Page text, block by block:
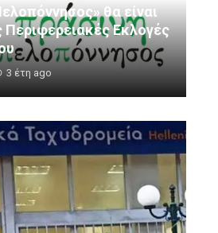
θα είναι
Περιφερειακές Εκλογές
3 έτη ago